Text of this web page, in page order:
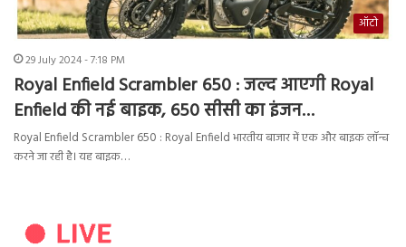
ऑटो
29 July 2024 - 7:18 PM
Royal Enfield Scrambler 650 : जल्द आएगी Royal
Enfield की नई बाइक, 650 सीसी का इंजन…
Royal Enfield Scrambler 650 : Royal Enfield भारतीय बाजार में एक और बाइक लॉन्च
करने जा रही है। यह बाइक…